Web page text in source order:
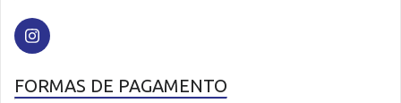
FORMAS DE PAGAMENTO